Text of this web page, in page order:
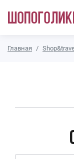
Главная